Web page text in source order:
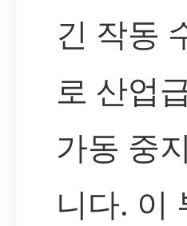
긴 작동
로 산업
가동 중
니다. 이